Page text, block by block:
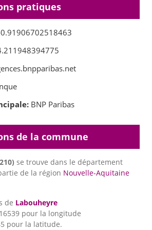
pratiques
BNP Paribas
de la commune
se trouve dans le département
de la région Nouvelle-Aquitaine
de Labouheyre
pour la longitude
pour la latitude.